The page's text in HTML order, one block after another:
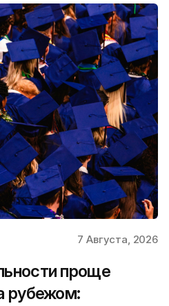
7 Августа, 2026
проще
рубежом: